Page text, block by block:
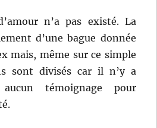
n’a pas existé. La
d’une bague donnée
mais, même sur ce simple
sont divisés car il n’y a
témoignage pour